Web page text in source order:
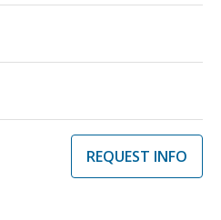
REQUEST INFO